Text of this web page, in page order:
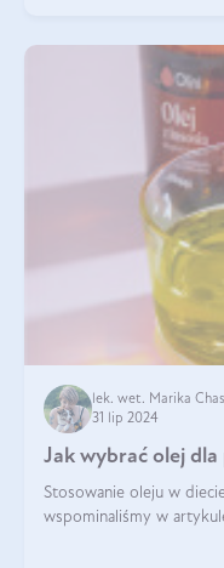
lek. wet. Marika
31 lip 2024
Jak wybrać olej dla
Stosowanie oleju w
wspominaliśmy w